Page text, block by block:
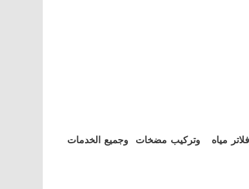
مياه وتركيب مضخات وجميع الخدمات